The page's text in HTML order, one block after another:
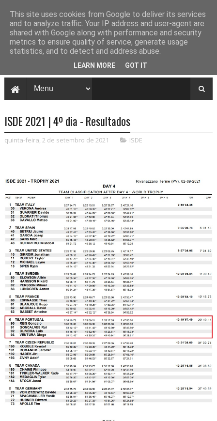
ISDE 2021 | 4º dia - Resultados
quinta-feira, 2 de setembro de 2021 ISDE
This site uses cookies from Google to deliver its services
and to analyze traffic. Your IP address and user-agent are
shared with Google along with performance and security
metrics to ensure quality of service, generate usage
statistics, and to detect and address abuse.
LEARN MORE GOT IT